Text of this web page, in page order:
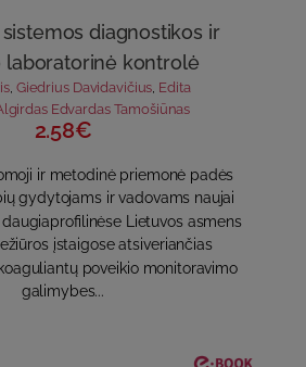
diagnostikos ir
laboratorinė kontrolė
, Giedrius Davidavičius, Edita
Edvardas Tamošiūnas
2.58€
ir metodinė priemonė padės
gydytojams ir vadovams naujai
Lietuvos asmens
įstaigose atsiveriančias
poveikio monitoravimo
galimybes...